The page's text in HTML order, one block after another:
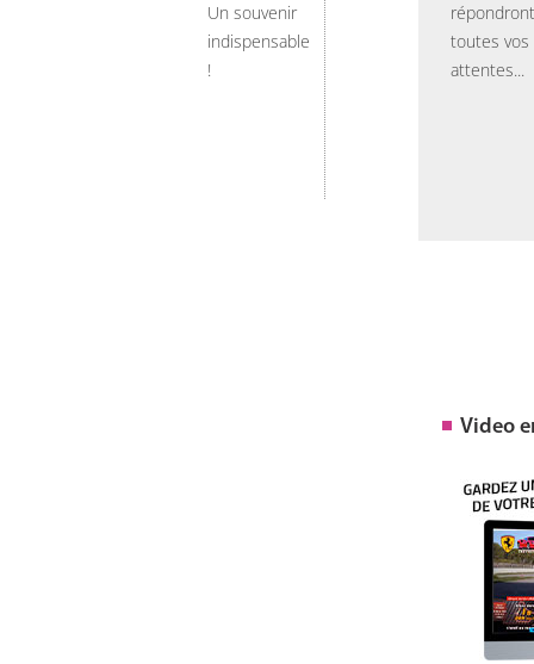
Un souvenir
indispensable
!
toutes vos
attentes...
Video